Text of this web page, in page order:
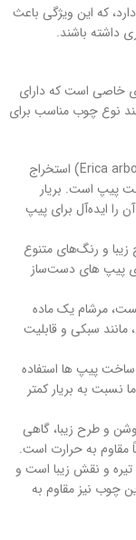
که این ویژگی باعث
داشته باشند.
خاصی است که دارای
نوع چوب مناسب برای
: این چوب از ریشه درخت خلنگ (Erica arborea) استخراج
پیپ است. بریار
را ایده‌آل برای پیپ‌
و رنگ‌های متنوع
پیپ‌ های دست‌ساز
مرشام یک ماده
سبکی و قابلیت
پیپ‌ ها استفاده
به بریار کمتر
و طرح زیبا، گاهی
مقاوم به حرارت است.
و نقش زیبا است و
چوب نیز مقاوم به